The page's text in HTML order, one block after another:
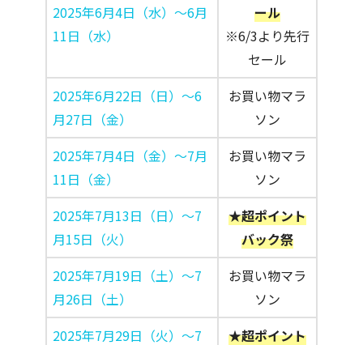
2025年6月4日（水）～6月
11日（水）
ール
※6/3より先行
セール
2025年6月22日（日）～6
月27日（金）
お買い物マラ
ソン
2025年7月4日（金）～7月
11日（金）
お買い物マラ
ソン
2025年7月13日（日）～7
月15日（火）
★超ポイント
バック祭
2025年7月19日（土）～7
月26日（土）
お買い物マラ
ソン
2025年7月29日（火）～7
★超ポイント